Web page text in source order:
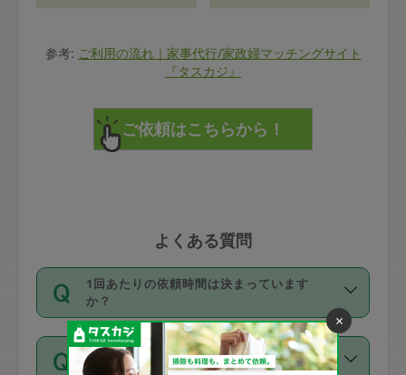
参考: ご利用の流れ｜家事代行/家政婦マッチングサイト
『タスカジ』
よくある質問
1回あたりの依頼時間は決まっています
か？
依頼1回につき3時間固定です。3時間を
超えて依頼したい場合は、延長機能をご
価格はどうやって決まっていますか？
×